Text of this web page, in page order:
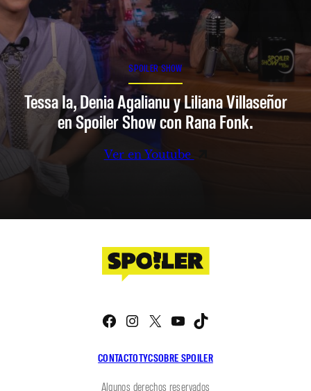
SPOILER SHOW
Tessa Ia, Denia Agalianu y Liliana Villaseñor
en Spoiler Show con Rana Fonk.
Ver en Youtube
CONTACTOTYCSOBRE SPOILER
Facebook
Instagram
X YouTube
Algunos derechos reservados